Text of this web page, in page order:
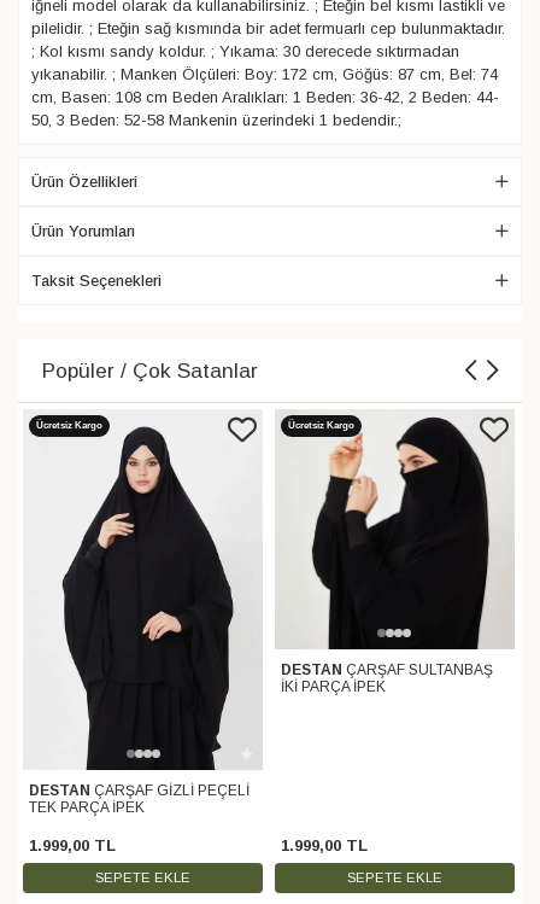
iğneli model olarak da kullanabilirsiniz. ; Eteğin bel kısmı lastikli ve
pilelidir. ; Eteğin sağ kısmında bir adet fermuarlı cep bulunmaktadır.
; Kol kısmı sandy koldur. ; Yıkama: 30 derecede sıktırmadan
yıkanabilir. ; Manken Ölçüleri: Boy: 172 cm, Göğüs: 87 cm, Bel: 74
cm, Basen: 108 cm Beden Aralıkları: 1 Beden: 36-42, 2 Beden: 44-
50, 3 Beden: 52-58 Mankenin üzerindeki 1 bedendir.;
Ürün Özellikleri
Ürün Yorumları
Taksit Seçenekleri
Popüler / Çok Satanlar
Ücretsiz Kargo
DESTAN ÇARŞAF GİZLİ PEÇELİ
TEK PARÇA İPEK
1.999,00 TL
SEPETE EKLE
Ücretsiz Kargo
DESTAN ÇARŞAF SULTANBAŞ
İKİ PARÇA İPEK
1.999,00 TL
SEPETE EKLE